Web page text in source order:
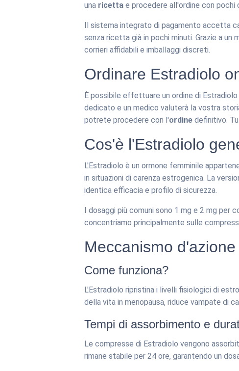
una ricetta e procedere all'ordine con pochi
Il sistema integrato di pagamento accetta
senza ricetta già in pochi minuti. Grazie a
corrieri affidabili e imballaggi discreti.
Ordinare Estradiolo
È possibile effettuare un ordine di
dedicato e un medico valuterà la vostra
potrete procedere con l'ordine definitivo.
Cos'è l'Estradiolo
L'Estradiolo è un ormone femminile
in situazioni di carenza estrogenica. La
identica efficacia e profilo di sicurezza.
I dosaggi più comuni sono 1 mg e 2 mg per
concentriamo principalmente sulle
Meccanismo
Come funziona?
L'Estradiolo ripristina i livelli fisiologici di
della vita in menopausa, riduce vampate di
Tempi di assorbimento e
Le compresse di Estradiolo vengono
rimane stabile per 24 ore, garantendo un